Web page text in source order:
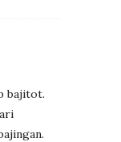
bajitot.